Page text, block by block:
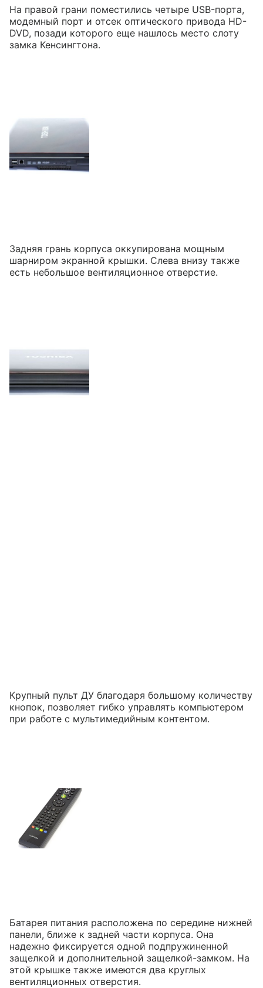
На правой грани поместились четыре USB-порта,
модемный порт и отсек оптического привода HD-
DVD, позади которого еще нашлось место слоту
замка Кенсингтона.
Задняя грань корпуса оккупирована мощным
шарниром экранной крышки. Слева внизу также
есть небольшое вентиляционное отверстие.
Крупный пульт ДУ благодаря большому количеству
кнопок, позволяет гибко управлять компьютером
при работе с мультимедийным контентом.
Батарея питания расположена по середине нижней
панели, ближе к задней части корпуса. Она
надежно фиксируется одной подпружиненной
защелкой и дополнительной защелкой-замком. На
этой крышке также имеются два круглых
вентиляционных отверстия.